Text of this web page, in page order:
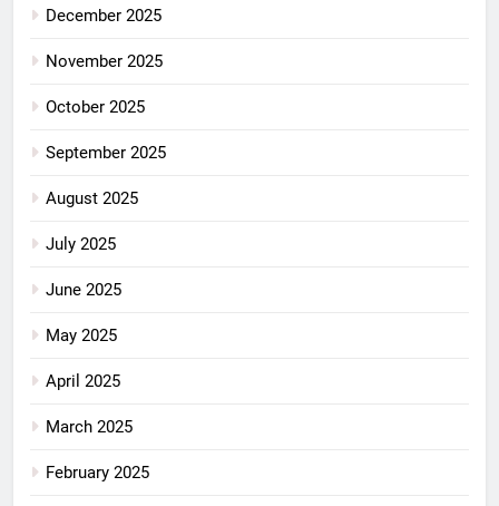
December 2025
November 2025
October 2025
September 2025
August 2025
July 2025
June 2025
May 2025
April 2025
March 2025
February 2025